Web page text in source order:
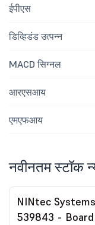
ईपीएस
डिव्हिडंड उत्पन्न
MACD सिग्नल
आरएसआय
एमएफआय
नवीनतम स्टॉक
NINtec
539843 -